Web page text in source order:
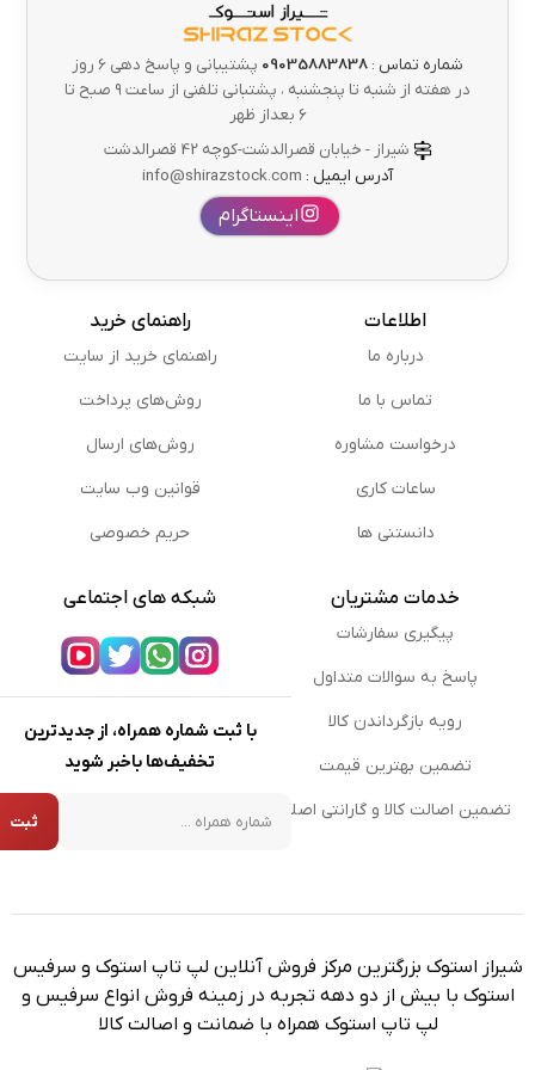
شماره تماس : 09035883838
پشتیبانی و پاسخ دهی 6 روز
در هفته از شنبه تا پنجشنبه ، پشتبانی تلفنی از ساعت ۹ صبح تا
۶ بعداز ظهر
شیراز - خیابان قصرالدشت-کوچه 42 قصرالدشت
آدرس ایمیل :
اینستاگرام
اطلاعات
درباره ما
تماس با ما
درخواست مشاوره
ساعات کاری
دانستنی ها
راهنمای خرید
راهنمای خرید از سایت
روش‌های پرداخت
روش‌های ارسال
قوانین وب سایت
حریم خصوصی
خدمات مشتریان
پیگیری سفارشات
پاسخ به سوالات متداول
رویه بازگرداندن کالا
تضمین بهترین قیمت
تضمین اصالت کالا و گارانتی اصلی
شبکه های اجتماعی
با ثبت شماره همراه، از جدیدترین
تخفیف‌ها باخبر شوید
شماره همراه
ثبت
شیراز استوک بزرگترین مرکز فروش آنلاین لپ تاپ استوک و سرفیس
استوک با بیش از دو دهه تجربه در زمینه فروش انواع سرفیس و
لپ تاپ استوک همراه با ضمانت و اصالت کالا